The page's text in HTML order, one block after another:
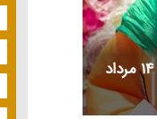
چهره های متولد و درگذشته 14 مرداد